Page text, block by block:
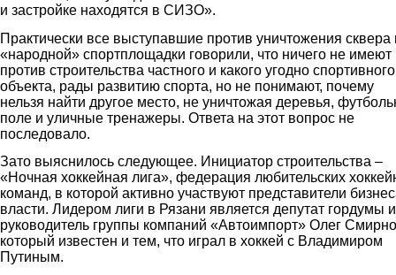
и застройке находятся в СИЗО».
Практически все выступавшие против уничтожения сквера
«народной» спортплощадки говорили, что ничего не имеют
против строительства частного и какого угодно спортивного
объекта, рады развитию спорта, но не понимают, почему
нельзя найти другое место, не уничтожая деревья,
поле и уличные тренажеры. Ответа на этот вопрос не
последовало.
Зато выяснилось следующее. Инициатор строительства –
«Ночная хоккейная лига», федерация любительских
команд, в которой активно участвуют представители
власти. Лидером лиги в Рязани является депутат гордумы и
руководитель группы компаний «Автоимпорт» Олег
который известен и тем, что играл в хоккей с Владимиром
Путиным.